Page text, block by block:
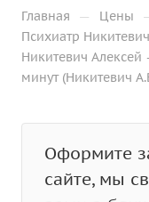
Главная — Цены
Психиатр
Никитевич
минут (Никитевич
Оформите
сайте, мы